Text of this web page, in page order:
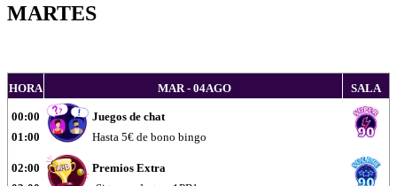
MARTES
HORA MAR - 04AGO SALA
00:00
01:00
Juegos de chat
Hasta 5€ de bono bingo
02:00
Premios Extra